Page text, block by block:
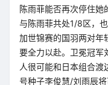
陈雨菲能否再次停住
与陈雨菲共处1/8区，
加世锦赛的国羽两对年
要全力以赴。卫冕冠军
人很可能和日本组合
号种子李俊慧/刘雨辰